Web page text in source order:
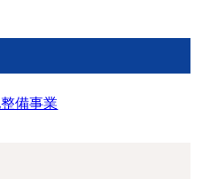
備事業